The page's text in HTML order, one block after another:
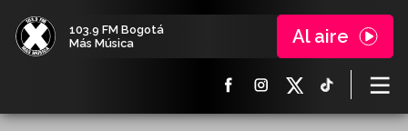
103.9 FM Bogotá
Más Música
Al aire